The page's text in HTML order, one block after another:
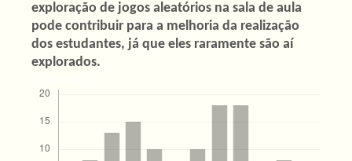
exploração de jogos aleatórios na sala de aula
pode contribuir para a melhoria da realização
dos estudantes, já que eles raramente são aí
explorados.